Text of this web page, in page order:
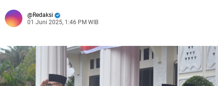
Redaksi
01 Juni 2025, 1:46 PM WIB